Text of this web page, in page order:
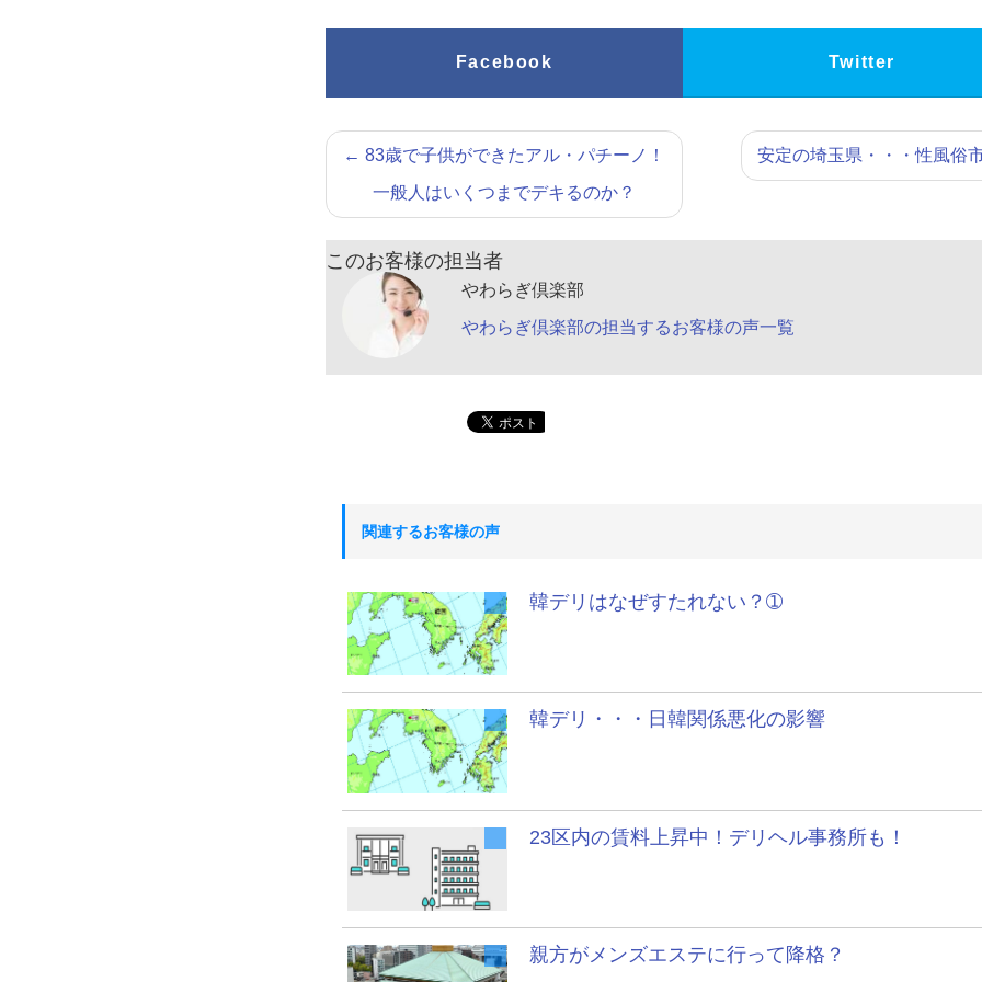
Facebook Twitter
← 83歳で子供ができたアル・パチーノ！
一般人はいくつまでデキるのか？
安定の埼玉県・・・性風俗
このお客様の担当者
やわらぎ倶楽部
やわらぎ倶楽部の担当するお客様の声一覧
関連するお客様の声
韓デリはなぜすたれない？➀
韓デリ・・・日韓関係悪化の影響
23区内の賃料上昇中！デリヘル事務所も！
親方がメンズエステに行って降格？